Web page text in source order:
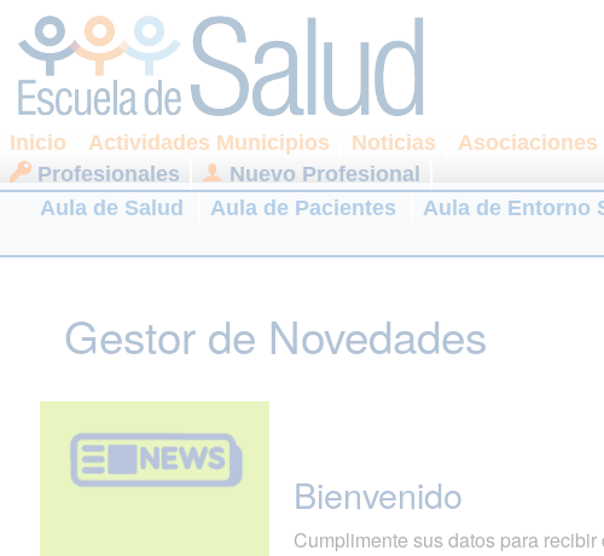
Inicio Actividades Municipios Noticias Asociaciones
Profesionales
Nuevo Profesional
Aula de Salud
Aula de Pacientes Aula de Entorno
Gestor de Novedades
Bienvenido
Cumplimente sus datos para